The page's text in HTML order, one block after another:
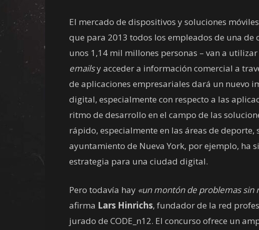
El mercado de dispositivos y soluciones
que para 2013 todos los empleados de una de
unos 1,14 mil millones personas – van a utilizar
emailsy acceder a información comercial a
de aplicaciones empresariales dará un nuevo
digital, especialmente con respecto a las
ritmo de desarrollo en el campo de las
rápido, especialmente en las áreas de
ayuntamiento de Nueva York, por ejemplo, ha
estrategia para una ciudad digital.
Pero todavía hay «un montón de problemas sin
afirma Lars Hinrichs, fundador de la red
jurado de CODE_n12. El concurso ofrece un